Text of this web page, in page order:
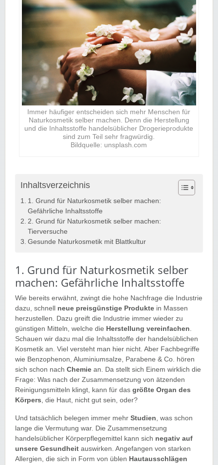
Immer häufiger entscheiden sich mehr Menschen für
Naturkosmetik selber machen. Denn die Herstellung
und die Inhaltsstoffe handelsüblicher Drogerieprodukte
sind zum Teil sehr fragwürdig.
Bildquelle: unsplash.com
Inhaltsverzeichnis
1. Grund für Naturkosmetik selber machen:
Gefährliche Inhaltsstoffe
2. Grund für Naturkosmetik selber machen:
Tierversuche
Gesunde Naturkosmetik mit Blattkultur
1. Grund für Naturkosmetik selber
machen: Gefährliche Inhaltsstoffe
Wie bereits erwähnt, zwingt die hohe Nachfrage die Industrie
dazu, schnell neue preisgünstige Produkte in Massen
herzustellen. Dazu greift die Industrie immer wieder zu
günstigen Mitteln, welche die Herstellung vereinfachen.
Schauen wir dazu mal die Inhaltsstoffe der handelsüblichen
Kosmetik an. Viel versteht man hier nicht. Aber Fachbegriffe
wie Benzophenon, Aluminiumsalze, Parabene & Co. hören
sich schon nach Chemie an. Da stellt sich Einem wirklich die
Frage: Was nach der Zusammensetzung von ätzenden
Reinigungsmitteln klingt, kann für das größte Organ des
Körpers, die Haut, nicht gut sein, oder?
Und tatsächlich belegen immer mehr Studien, was schon
lange die Vermutung war. Die Zusammensetzung
handelsüblicher Körperpflegemittel kann sich negativ auf
unsere Gesundheit auswirken. Angefangen von starken
Allergien, die sich in Form von üblen Hautausschlägen